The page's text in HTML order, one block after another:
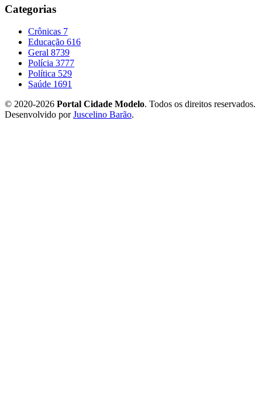
Categorias
Crônicas 7
Educação 616
Geral 8739
Polícia 3777
Política 529
Saúde 1691
© 2020-2026 Portal Cidade Modelo. Todos os direitos reservados.
Desenvolvido porJuscelino Barão.